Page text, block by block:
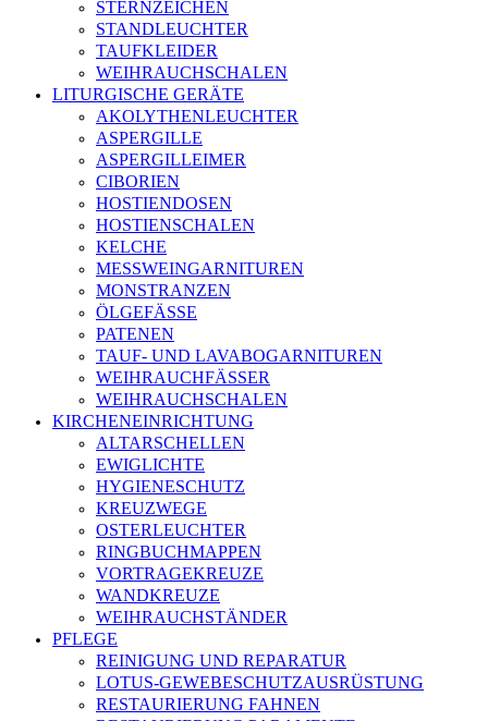
STERNZEICHEN
STANDLEUCHTER
TAUFKLEIDER
WEIHRAUCHSCHALEN
LITURGISCHE GERÄTE
AKOLYTHENLEUCHTER
ASPERGILLE
ASPERGILLEIMER
CIBORIEN
HOSTIENDOSEN
HOSTIENSCHALEN
KELCHE
MESSWEINGARNITUREN
MONSTRANZEN
ÖLGEFÄSSE
PATENEN
TAUF- UND LAVABOGARNITUREN
WEIHRAUCHFÄSSER
WEIHRAUCHSCHALEN
KIRCHENEINRICHTUNG
ALTARSCHELLEN
EWIGLICHTE
HYGIENESCHUTZ
KREUZWEGE
OSTERLEUCHTER
RINGBUCHMAPPEN
VORTRAGEKREUZE
WANDKREUZE
WEIHRAUCHSTÄNDER
PFLEGE
REINIGUNG UND REPARATUR
LOTUS-GEWEBESCHUTZAUSRÜSTUNG
RESTAURIERUNG FAHNEN